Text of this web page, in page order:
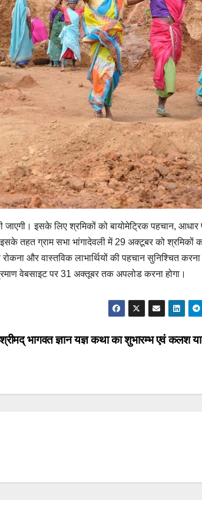
इसके लिए श्रमिकों को बायोमेट्रिक पहचान, आधार
तहत ग्राम सभा भांगादेवली में 29 अक्टूबर को श्रमिकों
और वास्तविक लाभार्थियों की पहचान सुनिश्चित
वेबसाइट पर 31 अक्तूबर तक अपलोड करना होगा।
श्रीमद् भागवत ज्ञान यज्ञ कथा का शुभारम्भ एवं कलश